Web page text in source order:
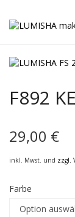
F892
29,00 €
inkl. Mwst. und zzgl.
Farbe